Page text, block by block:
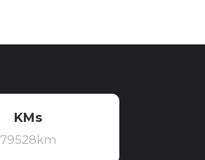
KMs
79528km